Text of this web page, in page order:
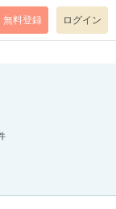
level=notice
無料登録 ログイン